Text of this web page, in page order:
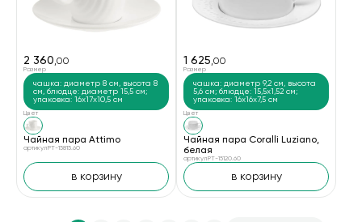
2 360,00
Размер
чашка: диаметр 8 см, высота 8
см, блюдце: диаметр 15,5 см;
упаковка: 16х17х10,5 см
Цвет
Чайная пара Attimo
артикул PT-15815.60
в корзину
1 625,00
Размер
чашка: диаметр 9,2 см, высота
5,6 см; блюдце: 15,5x1,52 см;
упаковка: 16х16х7,5 см
Цвет
Чайная пара Coralli Luziano,
белая
артикул PT-15120.60
в корзину